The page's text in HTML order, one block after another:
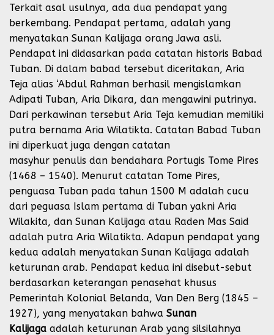
Terkait asal usulnya, ada dua pendapat yang
berkembang. Pendapat pertama, adalah yang
menyatakan Sunan Kalijaga orangJawa asli.
Pendapat ini didasarkan pada catatan historis Babad
Tuban. Di dalam babad tersebut diceritakan, Aria
Teja alias ‘Abdul Rahman berhasil mengislamkan
Adipati Tuban, Aria Dikara, dan mengawini putrinya.
Dari perkawinan tersebut Aria Teja kemudian memiliki
putra bernama Aria Wilatikta. Catatan Babad Tuban
ini diperkuat juga dengan catatan
masyhur penulis dan bendahara Portugis Tome Pires
(1468 – 1540). Menurut catatan Tome Pires,
penguasa Tuban pada tahun 1500 M adalah cucu
dari peguasa Islam pertama di Tuban yakni Aria
Wilakita, dan Sunan Kalijaga atau Raden Mas Said
adalah putra Aria Wilatikta. Adapun pendapat yang
kedua adalah menyatakan Sunan Kalijaga adalah
keturunan arab. Pendapat kedua ini disebut-sebut
berdasarkan keterangan penasehat khusus
Pemerintah Kolonial Belanda, Van Den Berg (1845 –
1927), yang menyatakan bahwa Sunan
Kalijaga adalah keturunan Arab yang silsilahnya